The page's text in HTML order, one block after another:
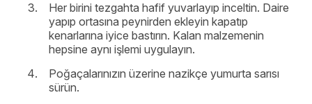
Her birini tezgahta hafif yuvarlayıp inceltin. Daire
yapıp ortasına peynirden ekleyin kapatıp
kenarlarına iyice bastırın. Kalan malzemenin
hepsine aynı işlemi uygulayın.
Poğaçalarınızın üzerine nazikçe yumurta sarısı
sürün.